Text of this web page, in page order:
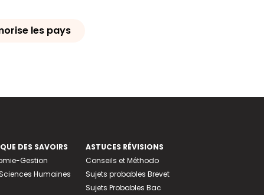
les pays
DES SAVOIRS
Gestion
Humaines
ASTUCES RÉVISIONS
Conseils et Méthodo
Sujets probables Brevet
Sujets Probables Bac